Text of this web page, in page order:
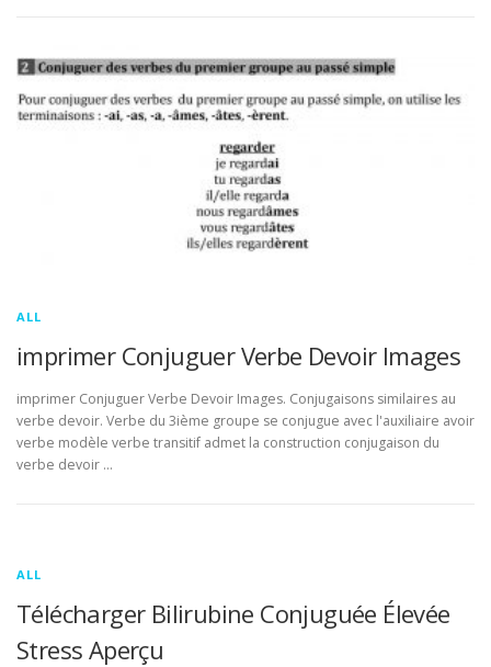
ALL
imprimer Conjuguer Verbe Devoir Images
imprimer Conjuguer Verbe Devoir Images. Conjugaisons similaires au
verbe devoir. Verbe du 3ième groupe se conjugue avec l'auxiliaire avoir
verbe modèle verbe transitif admet la construction conjugaison du
verbe devoir …
ALL
Télécharger Bilirubine Conjuguée Élevée
Stress Aperçu